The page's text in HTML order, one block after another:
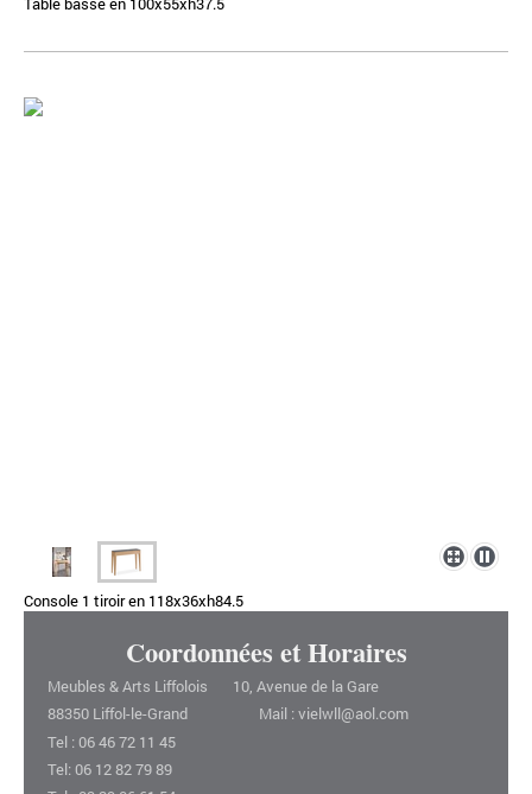
Console 1 tiroir en 118x36xh84.5
Coordonnées et Horaires
Meubles & Arts Liffolois 10, Avenue de la Gare
88350 Liffol-le-Grand Mail : vielwll@aol.com
Tel : 06 46 72 11 45
Tel: 06 12 82 79 89